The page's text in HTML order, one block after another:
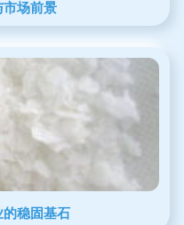
场前景
稳固基石